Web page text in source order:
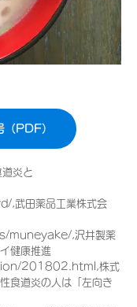
PDF）
道炎と
田薬品工業株式会
,沢井製薬
健康推進
201802.html,株式
食道炎の人は「左向き